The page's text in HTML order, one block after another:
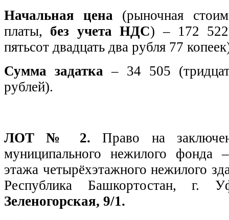
Начальная цена (рыночная
платы, без учета НДС) – 172
пятьсот двадцать два рубля 77
Сумма задатка– 34 505
рублей).
ЛОТ № 2.Право на
муниципального нежилого
этажа четырёхэтажного нежилого
Республика Башкортостан, г.
Зеленогорская, 9/1.